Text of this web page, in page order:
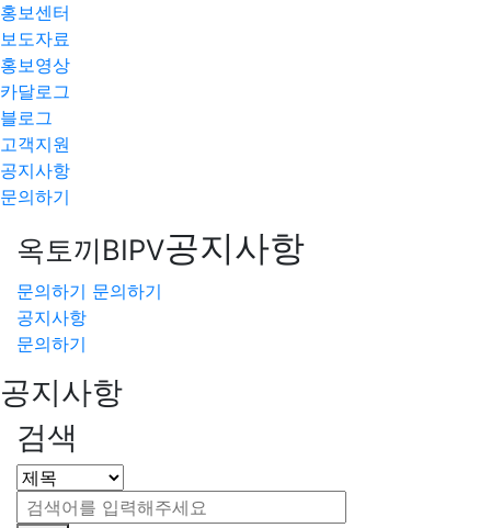
홍보센터
보도자료
홍보영상
카달로그
블로그
고객지원
공지사항
문의하기
옥토끼BIPV공지사항
문의하기 문의하기
공지사항
문의하기
공지사항
검색